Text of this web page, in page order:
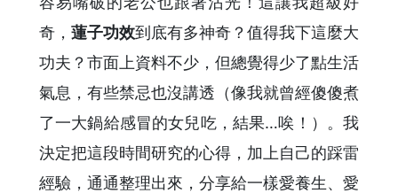
奇， 蓮子功效到底有多神奇？值得我下這麼大
功夫？市面上資料不少，但總覺得少了點生活
氣息，有些禁忌也沒講透（像我就曾經傻傻煮
了一大鍋給感冒的女兒吃，結果…唉！）。我
決定把這段時間研究的心得，加上自己的踩雷
經驗，通通整理出來，分享給一樣愛養生、愛